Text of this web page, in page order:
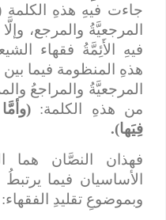
جاءت فيهِ هذهِ الكلمة
المرجعيَّةُ والمرجع،
فيهِ الأَئِمَّةُ فقهاء
هذهِ المنظومة فيما بين
المرجعيَّةُ والمراجعُ
من هذهِ الكلمة:(وأمَّا
فِيَها).
فهذان النصَّان هما
الأساسيان فيما
وبموضوعِ تقليدِ الفقهاء: